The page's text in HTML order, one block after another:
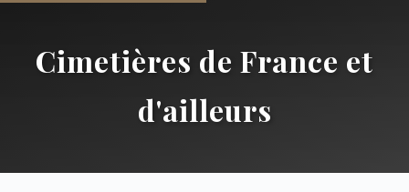
Cimetières de France et
d'ailleurs